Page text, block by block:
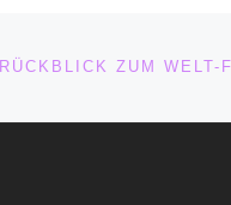
RÜCKBLICK ZUM WELT-